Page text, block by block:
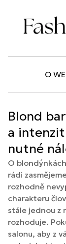
O
Blond
a
nutné
O
rádi
rozhodně
charakteru
stále jednou z
rozhoduje.
salonu, aby z